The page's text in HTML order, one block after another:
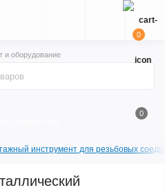
и оборудование
0
0
инструмент для резьбовых